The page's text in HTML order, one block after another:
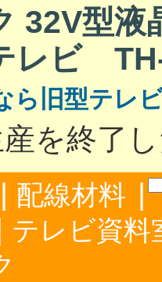
32V型液
レビ
ら旧型テレ
を終了
| 配線材料 |
テレビ資料